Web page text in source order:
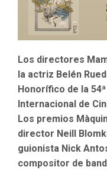
Los directores
la actriz Belén
Honorífico de la
Internacional de
Los premios
director Neill
guionista Nick
compositor de